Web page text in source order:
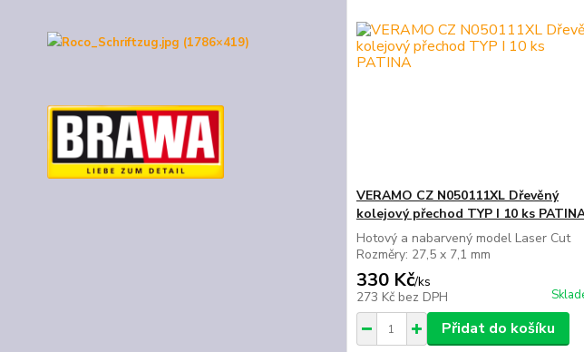
VERAMO CZ N050111XL Dřevěný
kolejový přechod TYP I 10 ks
Hotový a nabarvený model Laser Cut
Rozměry: 27,5 x 7,1 mm
330 Kč/ks
273 Kč bez DPH
Přidat do košíku